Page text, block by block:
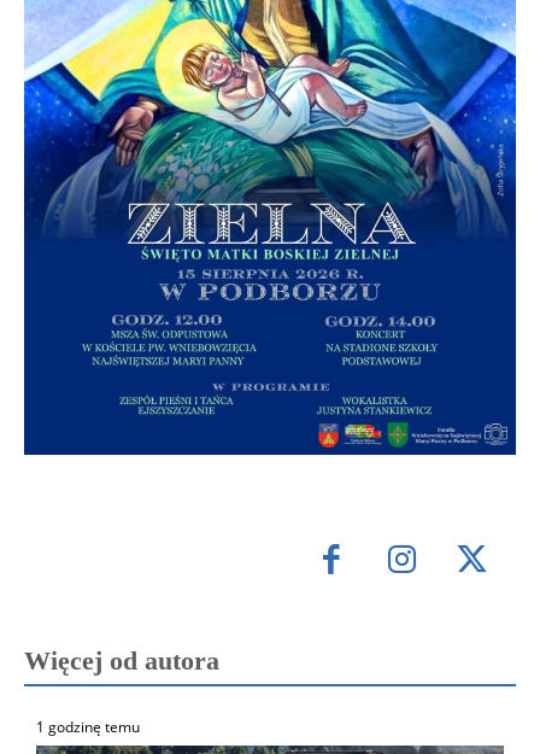
Więcej od autora
1 godzinę temu